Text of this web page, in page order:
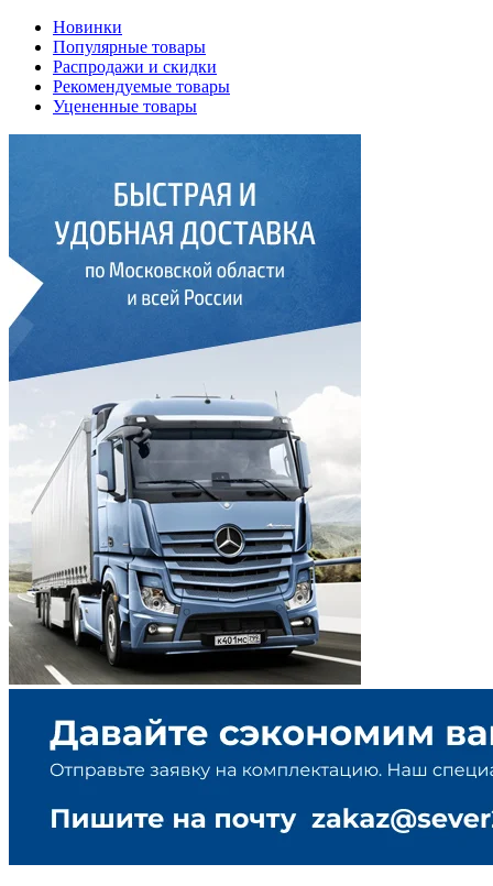
Новинки
Популярные товары
Распродажи и скидки
Рекомендуемые товары
Уцененные товары